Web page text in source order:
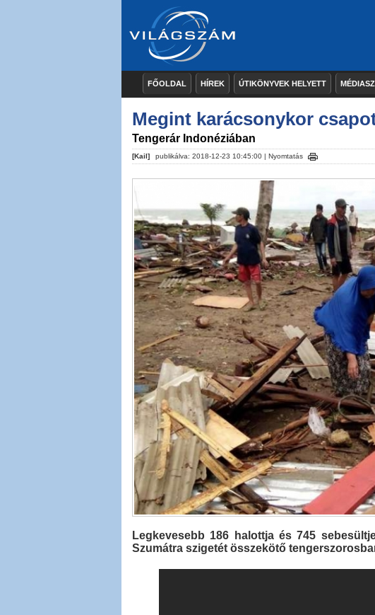
FŐOLDAL HÍREK ÚTIKÖNYVEK HELYETT
Megint karácsonykor
Tengerár Indonéziában
[Kail] publikálva: 2018-12-23 10:45:00 | Nyomtatás
Legkevesebb 186 halottja és 745
Szumátra szigetét összekötő